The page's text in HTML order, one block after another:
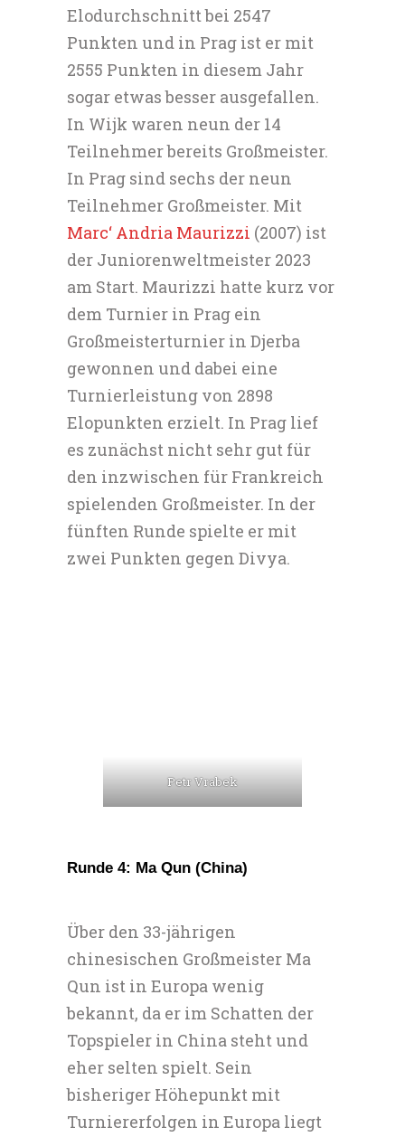
Elodurchschnitt bei 2547
Punkten und in Prag ist er mit
2555 Punkten in diesem Jahr
sogar etwas besser ausgefallen.
In Wijk waren neun der 14
Teilnehmer bereits Großmeister.
In Prag sind sechs der neun
Teilnehmer Großmeister. Mit
Marc‘ Andria Maurizzi (2007) ist
der Juniorenweltmeister 2023
am Start. Maurizzi hatte kurz vor
dem Turnier in Prag ein
Großmeisterturnier in Djerba
gewonnen und dabei eine
Turnierleistung von 2898
Elopunkten erzielt. In Prag lief
es zunächst nicht sehr gut für
den inzwischen für Frankreich
spielenden Großmeister. In der
fünften Runde spielte er mit
zwei Punkten gegen Divya.
Petr Vrabek
Runde 4: Ma Qun (China)
Über den 33-jährigen
chinesischen Großmeister Ma
Qun ist in Europa wenig
bekannt, da er im Schatten der
Topspieler in China steht und
eher selten spielt. Sein
bisheriger Höhepunkt mit
Turniererfolgen in Europa liegt